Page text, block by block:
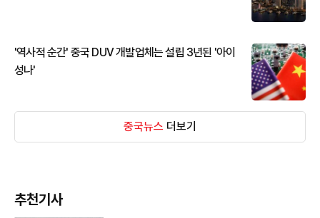
'역사적 순간' 중국 DUV 개발업체는 설립 3년된 '아이
성나'
중국뉴스 더보기
추천기사